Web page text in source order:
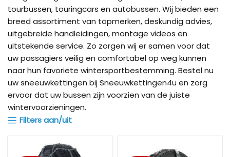
tourbussen, touringcars en autobussen. Wij bieden een
breed assortiment van topmerken, deskundig advies,
uitgebreide handleidingen, montage videos en
uitstekende service. Zo zorgen wij er samen voor dat
uw passagiers veilig en comfortabel op weg kunnen
naar hun favoriete wintersportbestemming. Bestel nu
uw sneeuwkettingen bij Sneeuwkettingen4u en zorg
ervoor dat uw bussen zijn voorzien van de juiste
wintervoorzieningen.
Filters aan/uit